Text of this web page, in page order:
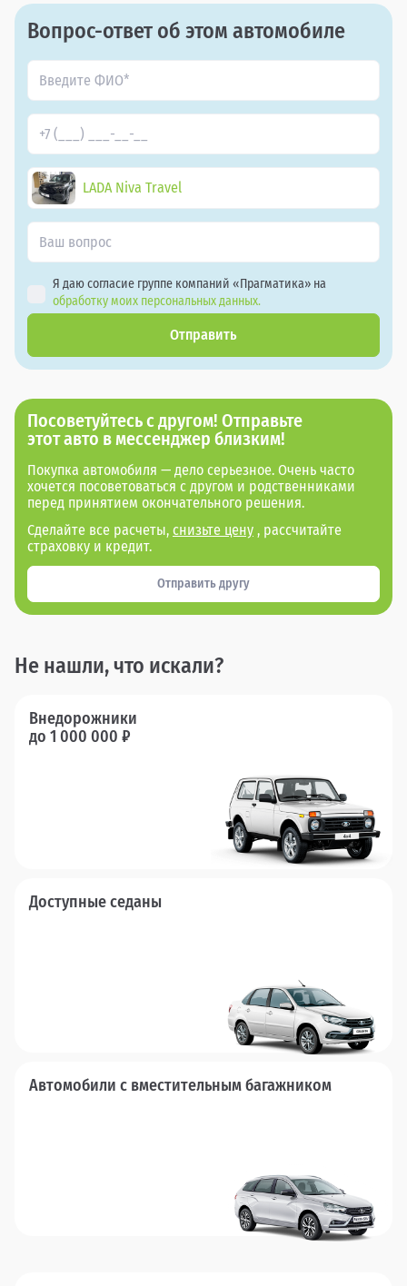
Вопрос-ответ об этом автомобиле
LADA Niva Travel
Я даю согласие группе компаний «Прагматика» на
обработку моих персональных данных.
Отправить
Посоветуйтесь с другом! Отправьте
этот авто в мессенджер близким!
Покупка автомобиля — дело серьезное. Очень часто
хочется посоветоваться с другом и родственниками
перед принятием окончательного решения.
Сделайте все расчеты, снизьте цену , рассчитайте
страховку и кредит.
Отправить другу
Не нашли, что искали?
Внедорожники
до 1 000 000 ₽
Доступные седаны
Автомобили с вместительным багажником